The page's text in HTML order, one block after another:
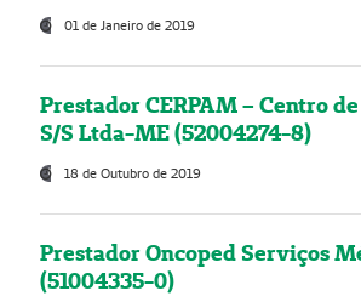
01 de Janeiro de 2019
Prestador CERPAM – Centro
S/S Ltda-ME (52004274-8)
18 de Outubro de 2019
Prestador Oncoped Serviços
(51004335-0)